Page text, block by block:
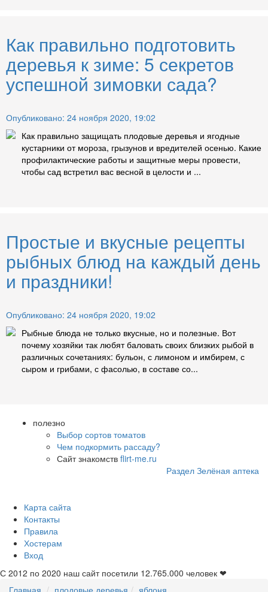
Как правильно подготовить
деревья к зиме: 5 секретов
успешной зимовки сада?
Опубликовано: 24 ноября 2020, 19:02
Как правильно защищать плодовые деревья и ягодные
кустарники от мороза, грызунов и вредителей осенью. Какие
профилактические работы и защитные меры провести,
чтобы сад встретил вас весной в целости и ...
Простые и вкусные рецепты
рыбных блюд на каждый день
и праздники!
Опубликовано: 24 ноября 2020, 19:02
Рыбные блюда не только вкусные, но и полезные. Вот
почему хозяйки так любят баловать своих близких рыбой в
различных сочетаниях: бульон, с лимоном и имбирем, с
сыром и грибами, с фасолью, в составе со...
полезно
Выбор сортов томатов
Чем подкормить рассаду?
Сайт знакомств flirt-me.ru
Раздел Зелёная аптека
Карта сайта
Контакты
Правила
Хостерам
Вход
С 2012 по 2020 наш сайт посетили 12.765.000 человек ❤